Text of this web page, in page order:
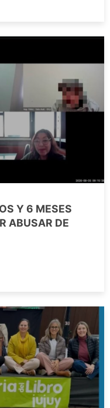
Y 6 MESES
ABUSAR DE